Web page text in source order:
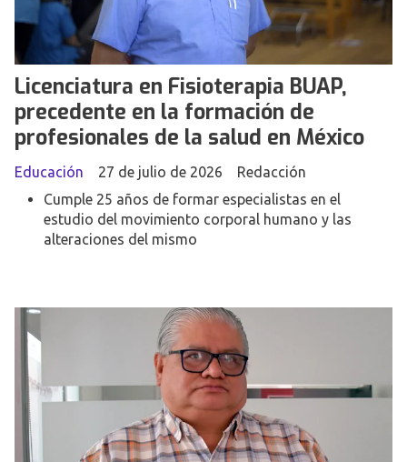
Licenciatura en Fisioterapia BUAP,
precedente en la formación de
profesionales de la salud en México
Redacción
Educación
27 de julio de 2026
Cumple 25 años de formar especialistas en el
estudio del movimiento corporal humano y las
alteraciones del mismo